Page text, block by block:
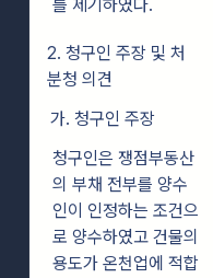
를 제기하였다.
2. 청구인 주장 및 처
분청 의견
가. 청구인 주장
청구인은 쟁점부동산
의 부채 전부를 양수
인이 인정하는 조건으
로 양수하였고 건물의
용도가 온천업에 적합